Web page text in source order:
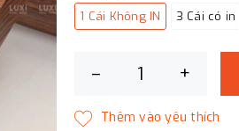
1 Cái Không IN
3 Cái có in
– +